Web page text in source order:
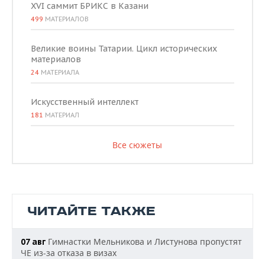
XVI саммит БРИКС в Казани
499 МАТЕРИАЛОВ
Великие воины Татарии. Цикл исторических
материалов
24 МАТЕРИАЛА
Искусственный интеллект
181 МАТЕРИАЛ
Все сюжеты
ЧИТАЙТЕ ТАКЖЕ
07 авг Гимнастки Мельникова и Листунова пропустят
ЧЕ из-за отказа в визах